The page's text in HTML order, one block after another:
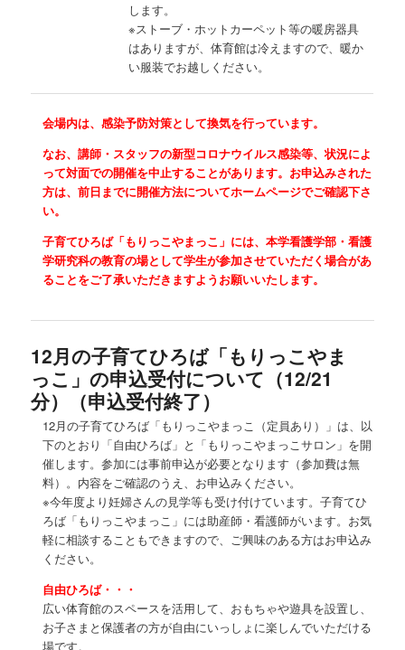
します。
※ストーブ・ホットカーペット等の暖房器具
はありますが、体育館は冷えますので、暖か
い服装でお越しください。
会場内は、感染予防対策として換気を行っています。
なお、講師・スタッフの新型コロナウイルス感染等、状況によ
って対面での開催を中止することがあります。お申込みされた
方は、前日までに開催方法についてホームページでご確認下さ
い。
子育てひろば「もりっこやまっこ」には、本学看護学部・看護
学研究科の教育の場として学生が参加させていただく場合があ
ることをご了承いただきますようお願いいたします。
12月の子育てひろば「もりっこやま
っこ」の申込受付について（12/21
分）（申込受付終了）
12月の子育てひろば「もりっこやまっこ（定員あり）」は、以
下のとおり「自由ひろば」と「もりっこやまっこサロン」を開
催します。参加には事前申込が必要となります（参加費は無
料）。内容をご確認のうえ、お申込みください。
※今年度より妊婦さんの見学等も受け付けています。子育てひ
ろば「もりっこやまっこ」には助産師・看護師がいます。お気
軽に相談することもできますので、ご興味のある方はお申込み
ください。
自由ひろば・・・
広い体育館のスペースを活用して、おもちゃや遊具を設置し、
お子さまと保護者の方が自由にいっしょに楽しんでいただける
場です。